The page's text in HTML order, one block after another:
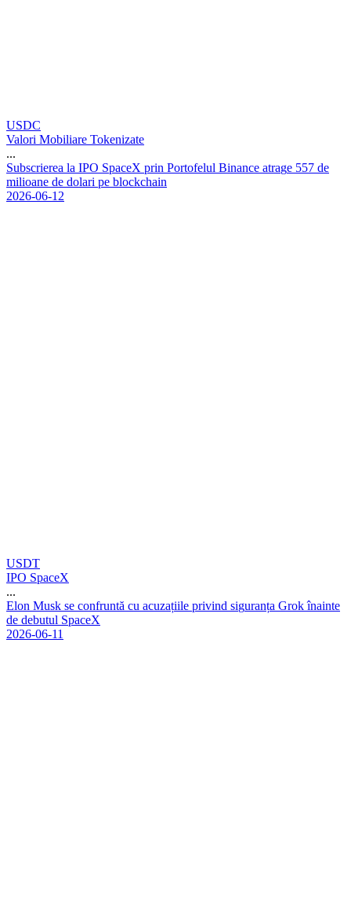
USDC
Valori Mobiliare Tokenizate
...
Subscrierea la IPO SpaceX prin Portofelul Binance atrage 557 de
milioane de dolari pe blockchain
2026-06-12
USDT
IPO SpaceX
...
Elon Musk se confruntă cu acuzațiile privind siguranța Grok înainte
de debutul SpaceX
2026-06-11